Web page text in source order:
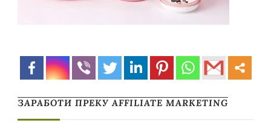
ЗАРАБОТИ ПРЕКУ AFFILIATE MARKETING